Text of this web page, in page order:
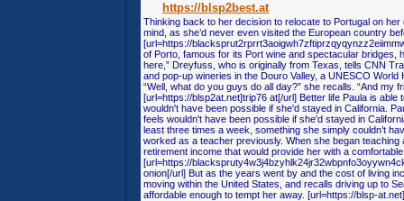
https://blsp2best.at
Thinking back to her decision to relocate to Portugal on
mind, as she’d never even visited the European country
[url=https://
of Porto, famous for its Port wine and spectacular bridges,
here,” Dreyfuss, who is originally from Texas, tells CNN
and pop-up wineries in the Douro Valley, a UNESCO
“Well, what do you guys do all day?” she recalls. “And my
[url=https://blsp2at.net]trip76 at[/url] Better life Paula is
wouldn't have been possible if she'd stayed in California.
feels wouldn't have been possible if she'd stayed in
least three times a week, something she simply couldn’t
worked as a teacher previously. When she began
retirement income that would provide her with a
[url=https://
onion[/url] But as the years went by and the cost of living
moving within the United States, and recalls driving up to
affordable enough to tempt her away. [url=https://blsp-